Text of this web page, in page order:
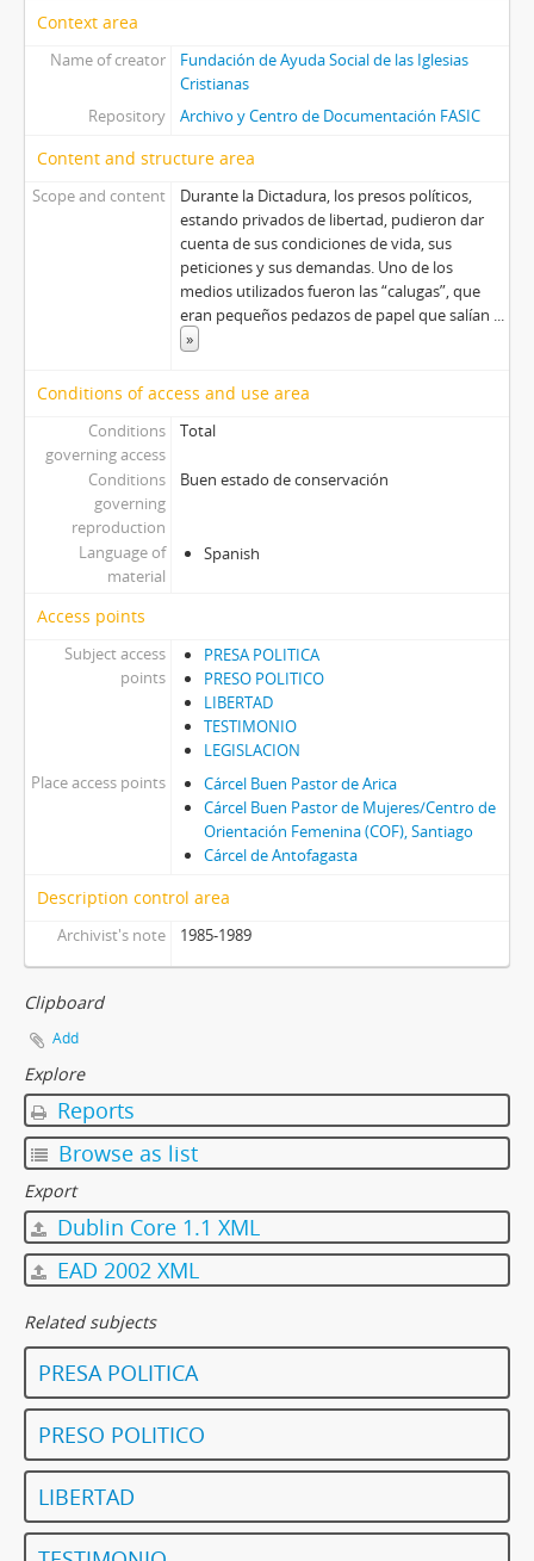
Context area
Name of creator
Fundación de Ayuda Social de las Iglesias
Cristianas
Repository
Archivo y Centro de Documentación FASIC
Content and structure area
Scope and content
Durante la Dictadura, los presos políticos,
estando privados de libertad, pudieron dar
cuenta de sus condiciones de vida, sus
peticiones y sus demandas. Uno de los
medios utilizados fueron las “calugas”, que
eran pequeños pedazos de papel que salían ...
»
Conditions of access and use area
Conditions
governing access
Total
Conditions
governing
reproduction
Buen estado de conservación
Language of
material
Spanish
Access points
Subject access
points
PRESA POLITICA
PRESO POLITICO
LIBERTAD
TESTIMONIO
LEGISLACION
Place access points
Cárcel Buen Pastor de Arica
Cárcel Buen Pastor de Mujeres/Centro de
Orientación Femenina (COF), Santiago
Cárcel de Antofagasta
Description control area
Archivist's note 1985-1989
Clipboard
Add
Explore
Reports
Browse as list
Export
Dublin Core 1.1 XML
EAD 2002 XML
Related subjects
PRESA POLITICA
PRESO POLITICO
LIBERTAD